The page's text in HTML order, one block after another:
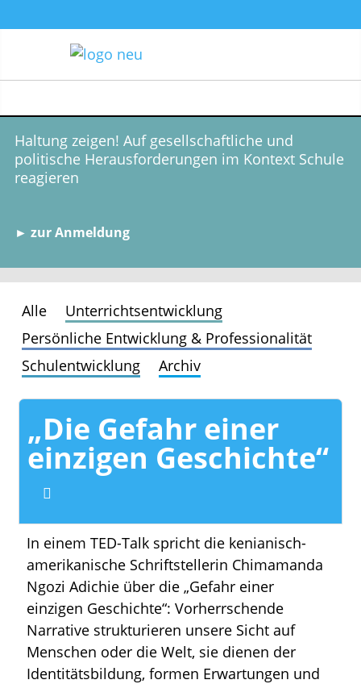
Haltung zeigen! Auf gesellschaftliche und
politische Herausforderungen im Kontext Schule
reagieren
► zur Anmeldung
Alle
Unterrichtsentwicklung
Persönliche Entwicklung & Professionalität
Schulentwicklung
Archiv
„Die Gefahr einer
einzigen Geschichte“
In einem TED-Talk spricht die kenianisch-
amerikanische Schriftstellerin Chimamanda
Ngozi Adichie über die „Gefahr einer
einzigen Geschichte“: Vorherrschende
Narrative strukturieren unsere Sicht auf
Menschen oder die Welt, sie dienen der
Identitätsbildung, formen Erwartungen und